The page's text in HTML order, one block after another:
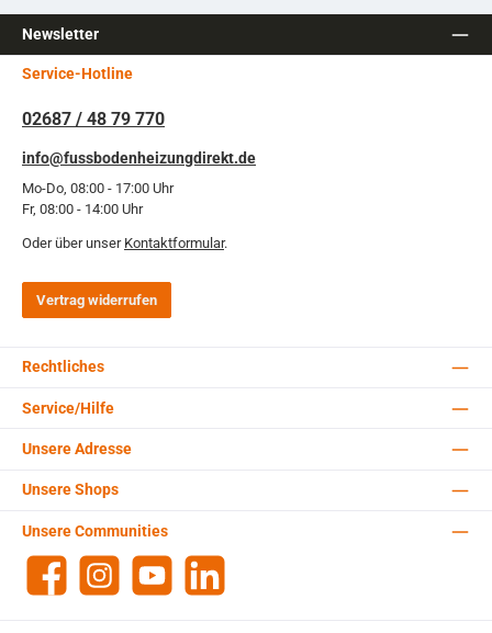
Newsletter
Service-Hotline
02687 / 48 79 770
info@fussbodenheizungdirekt.de
Mo-Do, 08:00 - 17:00 Uhr
Fr, 08:00 - 14:00 Uhr
Oder über unser Kontaktformular.
Vertrag widerrufen
Rechtliches
Service/Hilfe
Unsere Adresse
Unsere Communities
Facebook Instagram YouTube
Unsere Shops